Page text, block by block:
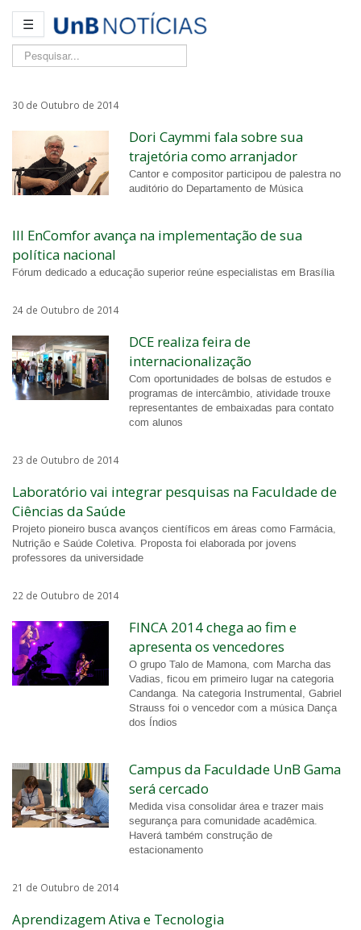
☰
Pesquisar...
30 de Outubro de 2014
Dori Caymmi fala sobre sua
trajetória como arranjador
Cantor e compositor participou de palestra no
auditório do Departamento de Música
III EnComfor avança na implementação de sua
política nacional
Fórum dedicado a educação superior reúne especialistas em Brasília
24 de Outubro de 2014
DCE realiza feira de
internacionalização
Com oportunidades de bolsas de estudos e
programas de intercâmbio, atividade trouxe
representantes de embaixadas para contato
com alunos
23 de Outubro de 2014
Laboratório vai integrar pesquisas na Faculdade de
Ciências da Saúde
Projeto pioneiro busca avanços científicos em áreas como Farmácia,
Nutrição e Saúde Coletiva. Proposta foi elaborada por jovens
professores da universidade
22 de Outubro de 2014
FINCA 2014 chega ao fim e
apresenta os vencedores
O grupo Talo de Mamona, com Marcha das
Vadias, ficou em primeiro lugar na categoria
Candanga. Na categoria Instrumental, Gabriel
Strauss foi o vencedor com a música Dança
dos Índios
Campus da Faculdade UnB Gama
será cercado
Medida visa consolidar área e trazer mais
segurança para comunidade acadêmica.
Haverá também construção de
estacionamento
21 de Outubro de 2014
Aprendizagem Ativa e Tecnologia